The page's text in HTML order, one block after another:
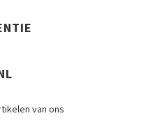
van ons